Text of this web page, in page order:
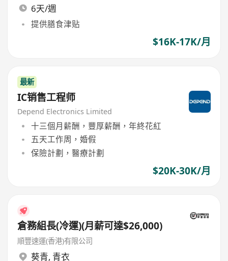
6天/週
提供膳食津贴
$16K-17K/月
最新
IC销售工程师
Depend Electronics Limited
十三個月薪酬，豐厚薪酬，年終花紅
五天工作周，婚假
保險計劃，醫療計劃
$20K-30K/月
倉務組長(冷運)(月薪可達$26,000)
順豐速運(香港)有限公司
葵青, 青衣